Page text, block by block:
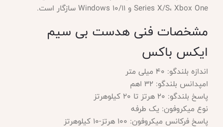
Series X/S، Xbox One و Windows 10/11 سازگار است.
مشخصات فنی هدست بی سیم
ایکس باکس
اندازه بلندگو: 40 میلی متر
امپدانس بلندگو: 32 اهم
پاسخ بلندگو: 20 هرتز تا 20 کیلوهرتز
نوع میکروفون: یک طرفه
پاسخ فرکانس میکروفون: 100 هرتز-10 کیلوهرتز